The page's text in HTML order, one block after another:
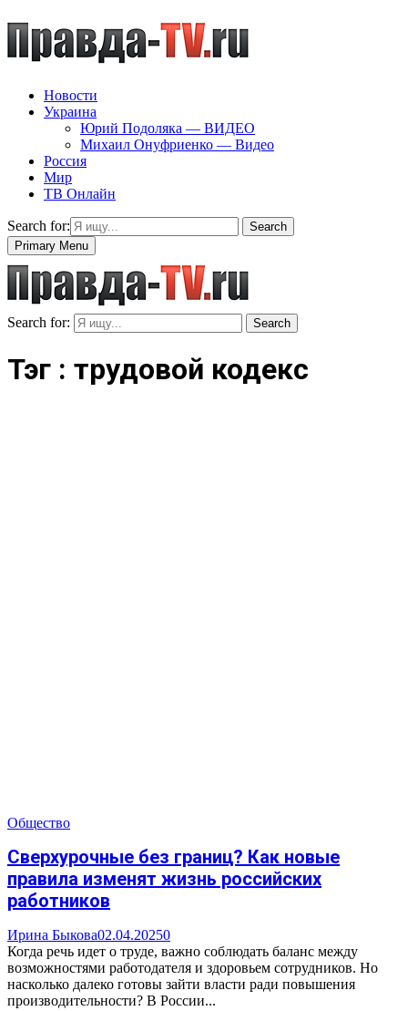
Новости
Украина
Юрий Подоляка — ВИДЕО
Михаил Онуфриенко — Видео
Россия
Мир
ТВ Онлайн
Search for:
Search
Primary Menu
Search for: Search
Тэг : трудовой кодекс
Общество
Сверхурочные без границ? Как новые
правила изменят жизнь российских
работников
Ирина Быкова02.04.20250
Когда речь идет о труде, важно соблюдать баланс между
возможностями работодателя и здоровьем сотрудников. Но
насколько далеко готовы зайти власти ради повышения
производительности? В России...